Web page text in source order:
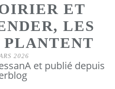
ET
LES
PLANTENT
2026
et publié depuis